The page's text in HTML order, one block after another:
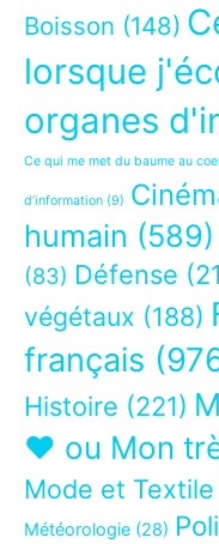
Boisson (148)
lorsque
organes
Ce qui me met du baume au
d’information (9)
humain (589)
(83) Défense
végétaux (188)
français
Histoire (221)
❤ ou Mon
Mode et Textile
Météorologie (28)